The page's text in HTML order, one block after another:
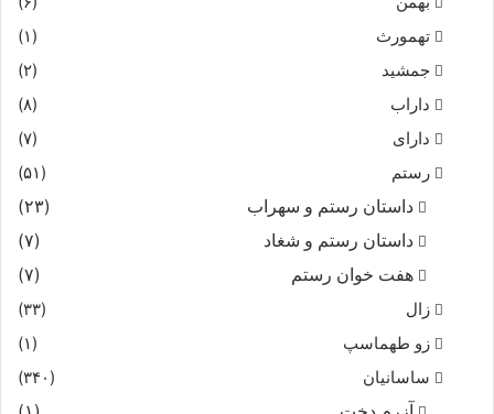
تهمورث
(۱)
جمشید
(۲)
داراب
(۸)
دارای
(۷)
رستم
(۵۱)
داستان رستم و سهراب
(۲۳)
داستان رستم و شغاد
(۷)
هفت خوان رستم‏
(۷)
زال
(۳۳)
زو طهماسپ‏
(۱)
ساسانیان
(۳۴۰)